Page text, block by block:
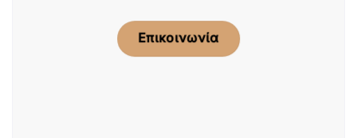
Επικοινωνία